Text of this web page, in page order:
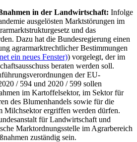
in der Landwirtschaft: Infolge
ausgelösten Marktstörungen im
und das
Dazu hat die Bundesregierung einen
agrarmarktrechtlicher Bestimmungen
ein neues Fenster)) vorgelegt, der im
beraten werden soll.
der EU-
/ 594 und 2020 / 599 sollen
im Kartoffelsektor, im Sektor für
des Blumenhandels sowie für die
Milchsektor ergriffen werden dürfen.
für Landwirtschaft und
Marktordnungsstelle im Agrarbereich
zuständig sein.